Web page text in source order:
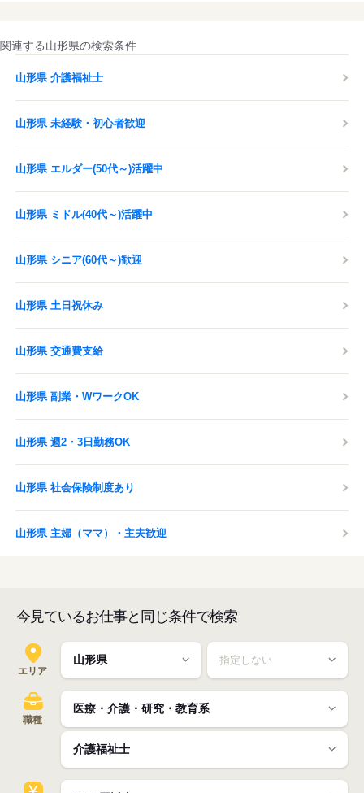
関連する山形県の検索条件
山形県 介護福祉士
山形県 未経験・初心者歓迎
山形県 エルダー(50代～)活躍中
山形県 ミドル(40代～)活躍中
山形県 シニア(60代～)歓迎
山形県 土日祝休み
山形県 交通費支給
山形県 副業・WワークOK
山形県 週2・3日勤務OK
山形県 社会保険制度あり
山形県 主婦（ママ）・主夫歓迎
今見ているお仕事と同じ条件で検索
エリア
職種